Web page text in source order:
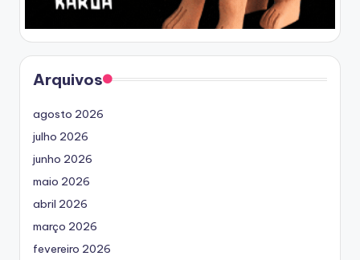
Arquivos
agosto 2026
julho 2026
junho 2026
maio 2026
abril 2026
março 2026
fevereiro 2026